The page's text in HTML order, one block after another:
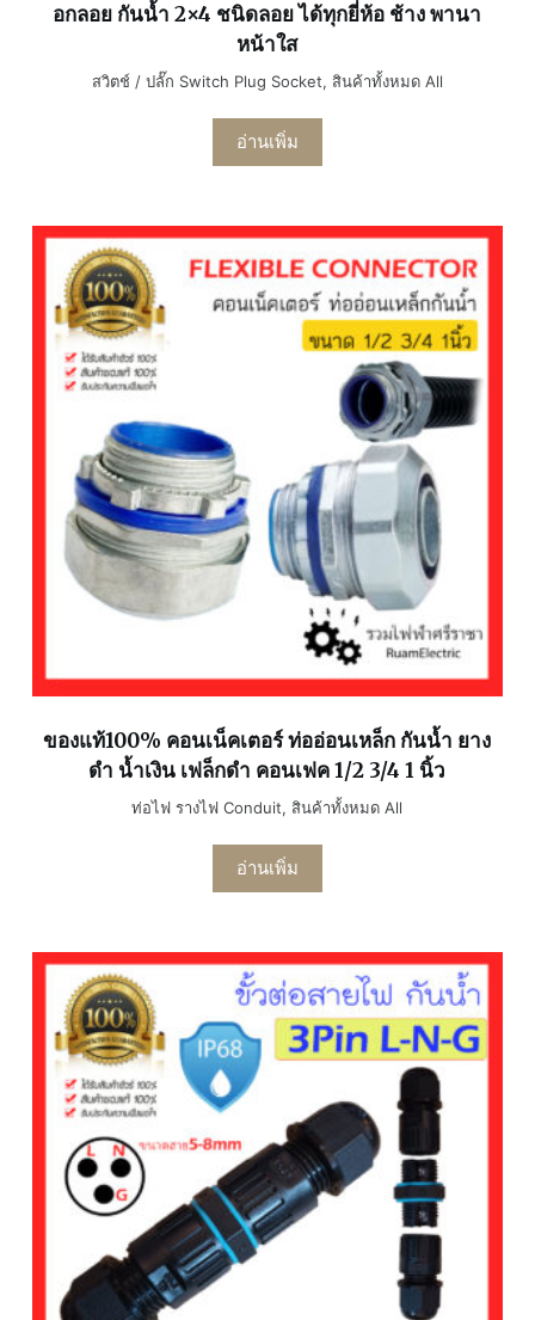
อกลอย กันน้ำ 2×4 ชนิดลอย ได้ทุกยี่ห้อ ช้าง พานา
หน้าใส
สวิตช์ / ปลั๊ก Switch Plug Socket, สินค้าทั้งหมด All
อ่านเพิ่ม
ของแท้100% คอนเน็คเตอร์ ท่ออ่อนเหล็ก กันน้ำ ยาง
ดำ น้ำเงิน เฟล็กดำ คอนเฟค 1/2 3/4 1 นิ้ว
ท่อไฟ รางไฟ Conduit, สินค้าทั้งหมด All
อ่านเพิ่ม